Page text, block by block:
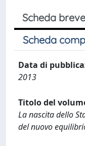
Scheda breve
Scheda
Data di
2013
Titolo del
La nascita dello
del nuovo